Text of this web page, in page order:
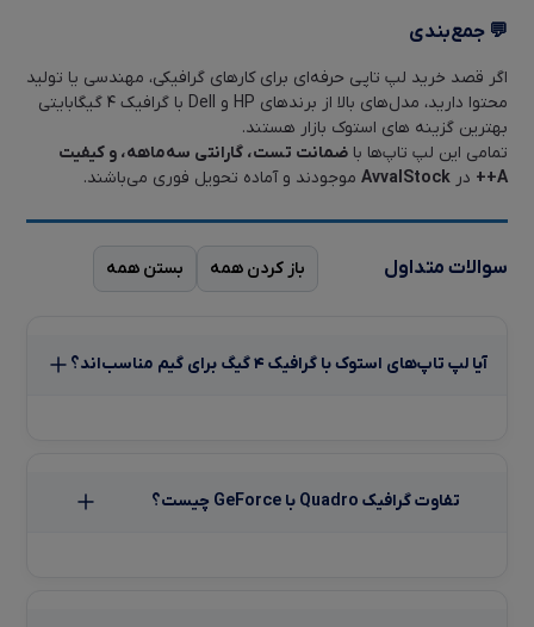
💬 جمع‌بندی
اگر قصد خرید لپ تاپی حرفه‌ای برای کارهای گرافیکی، مهندسی یا تولید
محتوا دارید، مدل‌های بالا از برندهای HP و Dell با گرافیک ۴ گیگابایتی
بهترین گزینه‌ های استوک بازار هستند.
تمامی این لپ تاپ‌ها با ضمانت تست، گارانتی سه‌ماهه، و کیفیت
A++
در AvvalStock موجودند و آماده تحویل فوری می‌باشند.
سوالات متداول باز کردن همه بستن همه
آیا لپ تاپ‌های استوک با گرافیک ۴ گیگ برای گیم مناسب‌اند؟
تفاوت گرافیک Quadro با GeForce چیست؟